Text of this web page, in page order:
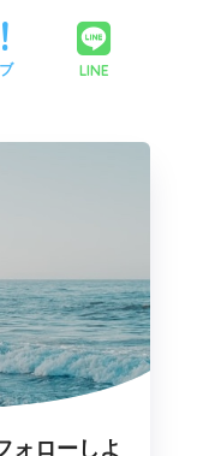
LINE
ォローしよ